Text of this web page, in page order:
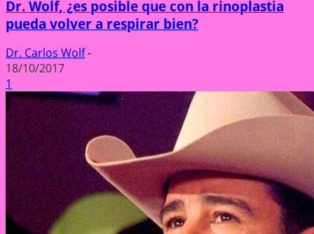
Dr. Wolf, ¿es posible que con la rinoplastia
pueda volver a respirar bien?
Dr. Carlos Wolf-
18/10/2017
1